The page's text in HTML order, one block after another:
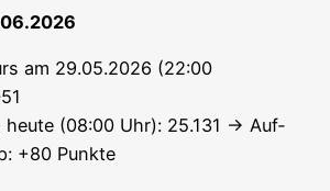
am 29.05.2026 (22:00
heu­te (08:00 Uhr): 25.131 → Auf­
+80 Punkte